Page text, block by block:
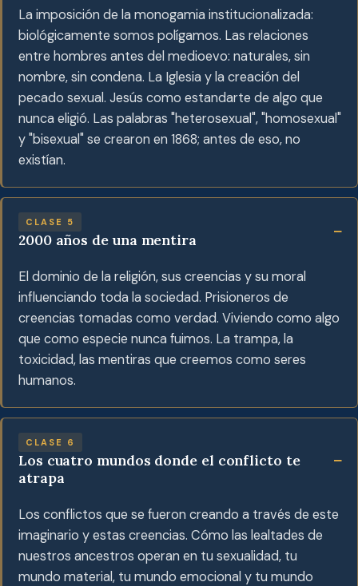
La imposición de la monogamia institucionalizada:
biológicamente somos polígamos. Las relaciones
entre hombres antes del medioevo: naturales, sin
nombre, sin condena. La Iglesia y la creación del
pecado sexual. Jesús como estandarte de algo que
nunca eligió. Las palabras "heterosexual", "homosexual"
y "bisexual" se crearon en 1868; antes de eso, no
existían.
CLASE 5
2000 años de una mentira
El dominio de la religión, sus creencias y su moral
influenciando toda la sociedad. Prisioneros de
creencias tomadas como verdad. Viviendo como algo
que como especie nunca fuimos. La trampa, la
toxicidad, las mentiras que creemos como seres
humanos.
CLASE 6
Los cuatro mundos donde el conflicto te
atrapa
Los conflictos que se fueron creando a través de este
imaginario y estas creencias. Cómo las lealtades de
nuestros ancestros operan en tu sexualidad, tu
mundo material, tu mundo emocional y tu mundo